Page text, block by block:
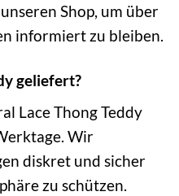
Shop, um über
informiert zu bleiben.
geliefert?
Lace Thong Teddy
Wir
diskret und sicher
zu schützen.